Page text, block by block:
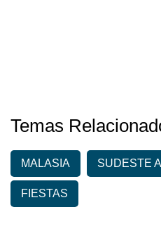
Temas
MALASIA SUDESTE
FIESTAS